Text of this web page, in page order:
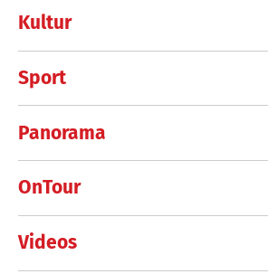
Kultur
Sport
Panorama
OnTour
Videos